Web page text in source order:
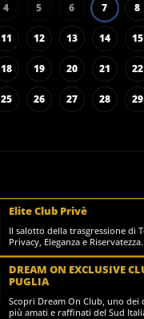
4 5 6 7 8
11 12 13 14 15
18 19 20 21 22
25 26 27 28 29
Elite Club Privè
Il salotto della trasgressione di
Privacy, Eleganza e Riservatezza.
DREAM ON EXCLUSIVE
PUGLIA
Scopri Dream On Club, uno dei
più amati e raffinati del Sud